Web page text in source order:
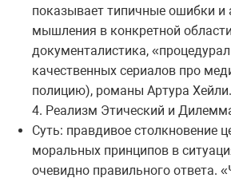
показывает типичные ошибки и
мышления в конкретной
документалистика,
качественных сериалов про
полицию), романы Артура Хейли.
4. Реализм Этический и
Суть: правдивое столкновение
моральных принципов в
очевидно правильного ответа.